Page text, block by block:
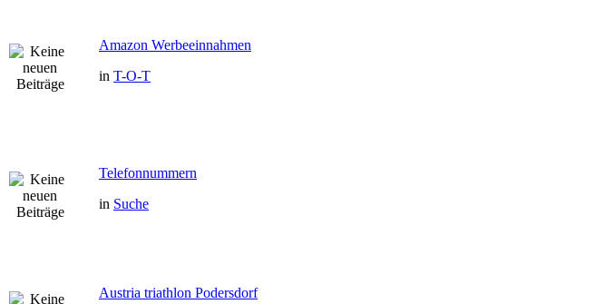
Amazon Werbeeinnahmen
in T-O-T
Telefonnummern
in Suche
Austria triathlon Podersdorf